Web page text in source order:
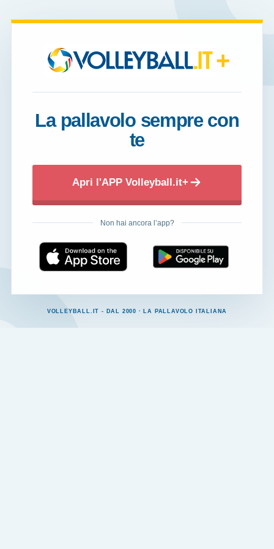
+
La pallavolo sempre con
te
Apri l'APP Volleyball.it+
Non hai ancora l’app?
VOLLEYBALL.IT - DAL 2000 · LA PALLAVOLO ITALIANA